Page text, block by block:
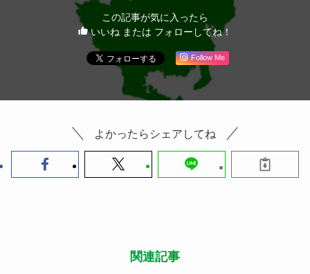
この記事が気に入ったら
いいね または フォローしてね！
Follow Me
よかったらシェアしてね
関連記事